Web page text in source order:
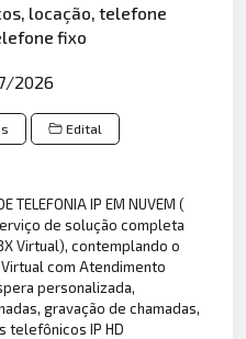
locação, telefone
fixo
2026
Edital
TELEFONIA IP EM NUVEM (
de solução completa
Virtual), contemplando o
com Atendimento
personalizada,
gravação de chamadas,
telefônicos IP HD